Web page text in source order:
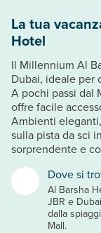
Dove si
Al Barsha
JBR e
dalla
Mall.
La tua
Hotel
Il Millennium Al
Dubai, ideale per
A pochi passi dal
offre facile
Ambienti
sulla pista da sci
sorprendente e